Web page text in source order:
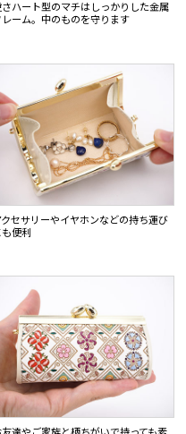
さハート型のマチはしっかりした金属
レーム。中のものを守ります
クセサリーやイヤホンなどの持ち運び
も便利